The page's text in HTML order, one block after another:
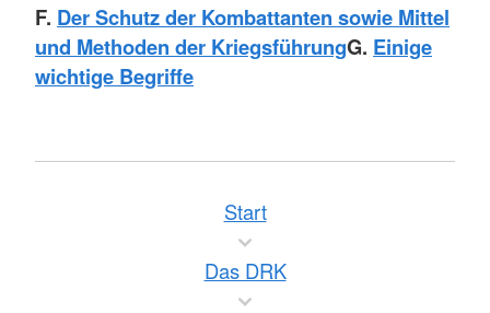
F. Der Schutz der Kombattanten sowie Mittel
und Methoden der KriegsführungG. Einige
wichtige Begriffe
Start
Das DRK